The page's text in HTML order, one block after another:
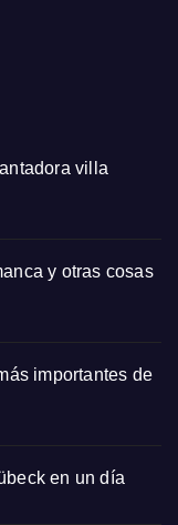
villa
y otras cosas
importantes de
en un día